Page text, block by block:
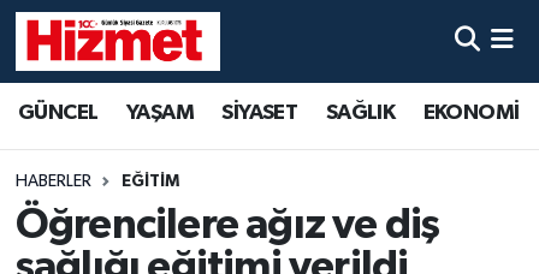
GÜNCEL YAŞAM SİYASET SAĞLIK EKONOMİ
HABERLER EĞİTİM
Öğrencilere ağız ve diş
YAŞAM
SİYASET
Denizli Hava Durumu
Denizli Trafik Yoğunluk Haritası